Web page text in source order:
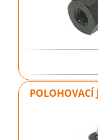
POLOHOVACÍ